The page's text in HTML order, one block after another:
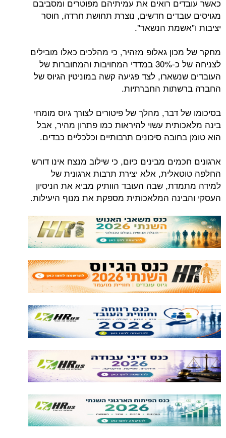
כאשר עובדים רואים את עמיתיהם מפוטרים ומסביבם
מגויסים עובדים חדשים, נוצרת תחושת חרדה, חוסר
יציבות ו"אשמת הנשאר".
מחקר של מכון גאלופ מזהיר, כי מהלכים כאלו מובילים
לצניחה של כ-30% במדדי המחויבות והמחוברות של
העובדים שנשארו, לצד פגיעה קשה במוניטין הגיוס של
החברה ברשתות החברתיות.
בסיכומו של דבר, מהלך של פיטורים לצורך גיוס מומחי
בינה מלאכותית עשוי להיראות כמו פתרון מהיר, אבל
הוא טומן בחובה סיכונים תרבותיים וכלכליים כבדים.
ארגונים חכמים מבינים כיום, כי שילוב מנצח אינו דורש
החלפה טוטאלית, אלא יצירת תרבות ארגונית של
למידה מתמדת, שבה העובד הוותיק מביא את הניסיון
העסקי והבינה המלאכותית מספקת את מנוף היעילות.